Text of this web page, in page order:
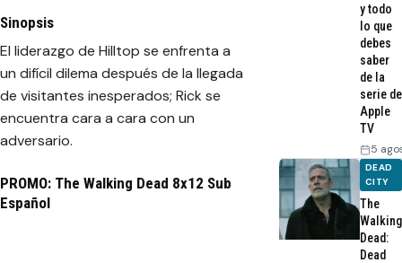
Sinopsis
El liderazgo de Hilltop se enfrenta a
un difícil dilema después de la llegada
de visitantes inesperados; Rick se
encuentra cara a cara con un
adversario.
PROMO: The Walking Dead 8x12 Sub
Español
y todo
lo que
debes
saber
de la
serie de
Apple
TV
5
DEAD
CITY
The
Walking
Dead:
Dead